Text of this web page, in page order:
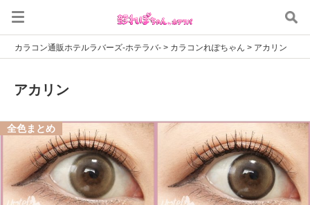
カラコン通販ホテルラバーズ-ホテラバ- > カラコンれぽちゃん > アカリン
アカリン
全色まとめ